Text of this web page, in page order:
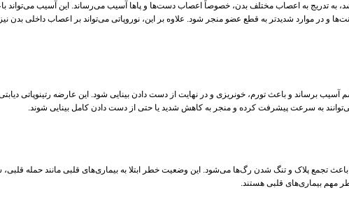
به تدریج به اعصاب مختلف بدن، خصوصاً اعصاب دست‌ها و پاها آسیب می‌رساند. این آسیب می‌تواند
و در موارد شدیدتر به قطع عضو منجر شود. علاوه بر این، نوروپاتی می‌تواند بر اعصاب داخلی بدن
برساند و باعث تورم، خونریزی و در نهایت از دست دادن بینایی شود. این عارضه رتینوپاتی دیابتی
به سرعت پیشرفت کرده و منجر به کاهش شدید یا حتی از دست دادن کامل بینایی شوند.
تجمع پلاک و تنگ شدن رگ‌ها می‌شود. این وضعیت خطر ابتلا به بیماری‌های قلبی مانند حمله
مهم بیماری‌های قلبی هستند.